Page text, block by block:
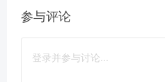
参与评论